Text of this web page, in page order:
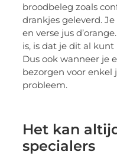
broodbeleg zoals
drankjes geleverd.
en verse jus
is, is dat je dit al kunt
Dus ook wanneer je
bezorgen voor enkel
probleem.
Het kan
specialers